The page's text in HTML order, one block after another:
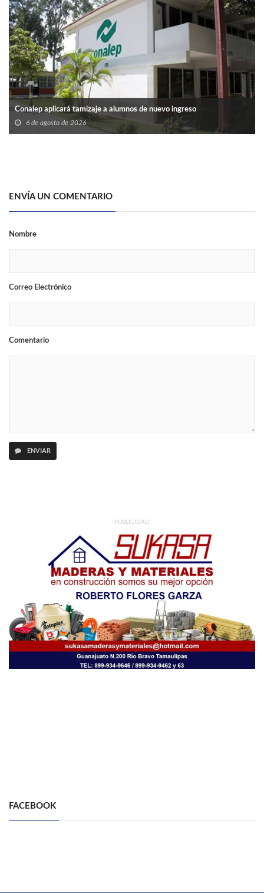
Conalep aplicará tamizaje a alumnos de nuevo ingreso
6 de agosto de 2026
ENVÍA UN COMENTARIO
Nombre
Correo Electrónico
Comentario
ENVIAR
PUBLICIDAD
FACEBOOK